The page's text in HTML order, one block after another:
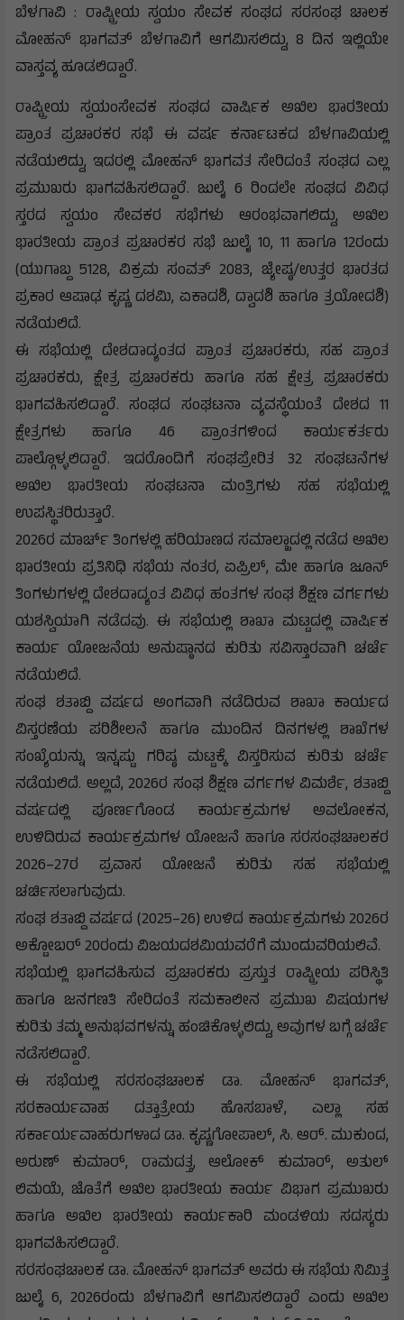
ಬೆಳಗಾವಿ : ರಾಷ್ಟ್ರೀಯ ಸ್ವಯಂ ಸೇವಕ ಸಂಘದ ಸರಸಂಘ ಚಾಲಕ
ಮೋಹನ್ ಭಾಗವತ್ ಬೆಳಗಾವಿಗೆ ಆಗಮಿಸಲಿದ್ದು, 8 ದಿನ ಇಲ್ಲಿಯೇ
ವಾಸ್ತವ್ಯ ಹೂಡಲಿದ್ದಾರೆ.
ರಾಷ್ಟ್ರೀಯ ಸ್ವಯಂಸೇವಕ ಸಂಘದ ವಾರ್ಷಿಕ ಅಖಿಲ ಭಾರತೀಯ
ಪ್ರಾಂತ ಪ್ರಚಾರಕರ ಸಭೆ ಈ ವರ್ಷ ಕರ್ನಾಟಕದ ಬೆಳಗಾವಿಯಲ್ಲಿ
ನಡೆಯಲಿದ್ದು, ಇದರಲ್ಲಿ ಮೋಹನ್ ಭಾಗವತ ಸೇರಿದಂತೆ ಸಂಘದ ಎಲ್ಲ
ಪ್ರಮುಖರು ಭಾಗವಹಿಸಲಿದ್ದಾರೆ. ಜುಲೈ 6 ರಿಂದಲೇ ಸಂಘದ ವಿವಿಧ
ಸ್ತರದ ಸ್ವಯಂ ಸೇವಕರ ಸಭೆಗಳು ಆರಂಭವಾಗಲಿದ್ದು, ಅಖಿಲ
ಭಾರತೀಯ ಪ್ರಾಂತ ಪ್ರಚಾರಕರ ಸಭೆ ಜುಲೈ 10, 11 ಹಾಗೂ 12ರಂದು
(ಯುಗಾಬ್ದ 5128, ವಿಕ್ರಮ ಸಂವತ್ 2083, ಜ್ಯೇಷ್ಠ/ಉತ್ತರ ಭಾರತದ
ಪ್ರಕಾರ ಆಷಾಢ ಕೃಷ್ಣ ದಶಮಿ, ಏಕಾದಶಿ, ದ್ವಾದಶಿ ಹಾಗೂ ತ್ರಯೋದಶಿ)
ನಡೆಯಲಿದೆ.
ಈ ಸಭೆಯಲ್ಲಿ ದೇಶದಾದ್ಯಂತದ ಪ್ರಾಂತ ಪ್ರಚಾರಕರು, ಸಹ ಪ್ರಾಂತ
ಪ್ರಚಾರಕರು, ಕ್ಷೇತ್ರ ಪ್ರಚಾರಕರು ಹಾಗೂ ಸಹ ಕ್ಷೇತ್ರ ಪ್ರಚಾರಕರು
ಭಾಗವಹಿಸಲಿದ್ದಾರೆ. ಸಂಘದ ಸಂಘಟನಾ ವ್ಯವಸ್ಥೆಯಂತೆ ದೇಶದ 11
ಕ್ಷೇತ್ರಗಳು ಹಾಗೂ 46 ಪ್ರಾಂತಗಳಿಂದ ಕಾರ್ಯಕರ್ತರು
ಪಾಲ್ಗೊಳ್ಳಲಿದ್ದಾರೆ. ಇದರೊಂದಿಗೆ ಸಂಘಪ್ರೇರಿತ 32 ಸಂಘಟನೆಗಳ
ಅಖಿಲ ಭಾರತೀಯ ಸಂಘಟನಾ ಮಂತ್ರಿಗಳು ಸಹ ಸಭೆಯಲ್ಲಿ
ಉಪಸ್ಥಿತರಿರುತ್ತಾರೆ.
2026ರ ಮಾರ್ಚ್ ತಿಂಗಳಲ್ಲಿ ಹರಿಯಾಣದ ಸಮಾಲ್ಖಾದಲ್ಲಿ ನಡೆದ ಅಖಿಲ
ಭಾರತೀಯ ಪ್ರತಿನಿಧಿ ಸಭೆಯ ನಂತರ, ಏಪ್ರಿಲ್, ಮೇ ಹಾಗೂ ಜೂನ್
ತಿಂಗಳುಗಳಲ್ಲಿ ದೇಶದಾದ್ಯಂತ ವಿವಿಧ ಹಂತಗಳ ಸಂಘ ಶಿಕ್ಷಣ ವರ್ಗಗಳು
ಯಶಸ್ವಿಯಾಗಿ ನಡೆದವು. ಈ ಸಭೆಯಲ್ಲಿ ಶಾಖಾ ಮಟ್ಟದಲ್ಲಿ ವಾರ್ಷಿಕ
ಕಾರ್ಯ ಯೋಜನೆಯ ಅನುಷ್ಠಾನದ ಕುರಿತು ಸವಿಸ್ತಾರವಾಗಿ ಚರ್ಚೆ
ನಡೆಯಲಿದೆ.
ಸಂಘ ಶತಾಬ್ದಿ ವರ್ಷದ ಅಂಗವಾಗಿ ನಡೆದಿರುವ ಶಾಖಾ ಕಾರ್ಯದ
ವಿಸ್ತರಣೆಯ ಪರಿಶೀಲನೆ ಹಾಗೂ ಮುಂದಿನ ದಿನಗಳಲ್ಲಿ ಶಾಖೆಗಳ
ಸಂಖ್ಯೆಯನ್ನು ಇನ್ನಷ್ಟು ಗರಿಷ್ಠ ಮಟ್ಟಕ್ಕೆ ವಿಸ್ತರಿಸುವ ಕುರಿತು ಚರ್ಚೆ
ನಡೆಯಲಿದೆ. ಅಲ್ಲದೆ, 2026ರ ಸಂಘ ಶಿಕ್ಷಣ ವರ್ಗಗಳ ವಿಮರ್ಶೆ, ಶತಾಬ್ದಿ
ವರ್ಷದಲ್ಲಿ ಪೂರ್ಣಗೊಂಡ ಕಾರ್ಯಕ್ರಮಗಳ ಅವಲೋಕನ,
ಉಳಿದಿರುವ ಕಾರ್ಯಕ್ರಮಗಳ ಯೋಜನೆ ಹಾಗೂ ಸರಸಂಘಚಾಲಕರ
2026–27ರ ಪ್ರವಾಸ ಯೋಜನೆ ಕುರಿತು ಸಹ ಸಭೆಯಲ್ಲಿ
ಚರ್ಚಿಸಲಾಗುವುದು.
ಸಂಘ ಶತಾಬ್ದಿ ವರ್ಷದ (2025–26) ಉಳಿದ ಕಾರ್ಯಕ್ರಮಗಳು 2026ರ
ಅಕ್ಟೋಬರ್ 20ರಂದು ವಿಜಯದಶಮಿಯವರೆಗೆ ಮುಂದುವರಿಯಲಿವೆ.
ಸಭೆಯಲ್ಲಿ ಭಾಗವಹಿಸುವ ಪ್ರಚಾರಕರು ಪ್ರಸ್ತುತ ರಾಷ್ಟ್ರೀಯ ಪರಿಸ್ಥಿತಿ
ಹಾಗೂ ಜನಗಣತಿ ಸೇರಿದಂತೆ ಸಮಕಾಲೀನ ಪ್ರಮುಖ ವಿಷಯಗಳ
ಕುರಿತು ತಮ್ಮ ಅನುಭವಗಳನ್ನು ಹಂಚಿಕೊಳ್ಳಲಿದ್ದು, ಅವುಗಳ ಬಗ್ಗೆ ಚರ್ಚೆ
ನಡೆಸಲಿದ್ದಾರೆ.
ಈ ಸಭೆಯಲ್ಲಿ ಸರಸಂಘಚಾಲಕ ಡಾ. ಮೋಹನ್ ಭಾಗವತ್,
ಸರಕಾರ್ಯವಾಹ ದತ್ತಾತ್ರೇಯ ಹೊಸಬಾಳೆ, ಎಲ್ಲಾ ಸಹ
ಸರ್ಕಾರ್ಯವಾಹರುಗಳಾದ ಡಾ. ಕೃಷ್ಣಗೋಪಾಲ್, ಸಿ. ಆರ್. ಮುಕುಂದ,
ಅರುಣ್ ಕುಮಾರ್, ರಾಮದತ್ತ, ಆಲೋಕ್ ಕುಮಾರ್, ಅತುಲ್
ಲಿಮಯೆ, ಜೊತೆಗೆ ಅಖಿಲ ಭಾರತೀಯ ಕಾರ್ಯ ವಿಭಾಗ ಪ್ರಮುಖರು
ಹಾಗೂ ಅಖಿಲ ಭಾರತೀಯ ಕಾರ್ಯಕಾರಿ ಮಂಡಳಿಯ ಸದಸ್ಯರು
ಭಾಗವಹಿಸಲಿದ್ದಾರೆ.
ಸರಸಂಘಚಾಲಕ ಡಾ. ಮೋಹನ್ ಭಾಗವತ್ ಅವರು ಈ ಸಭೆಯ ನಿಮಿತ್ತ
ಜುಲೈ 6, 2026ರಂದು ಬೆಳಗಾವಿಗೆ ಆಗಮಿಸಲಿದ್ದಾರೆ ಎಂದು ಅಖಿಲ